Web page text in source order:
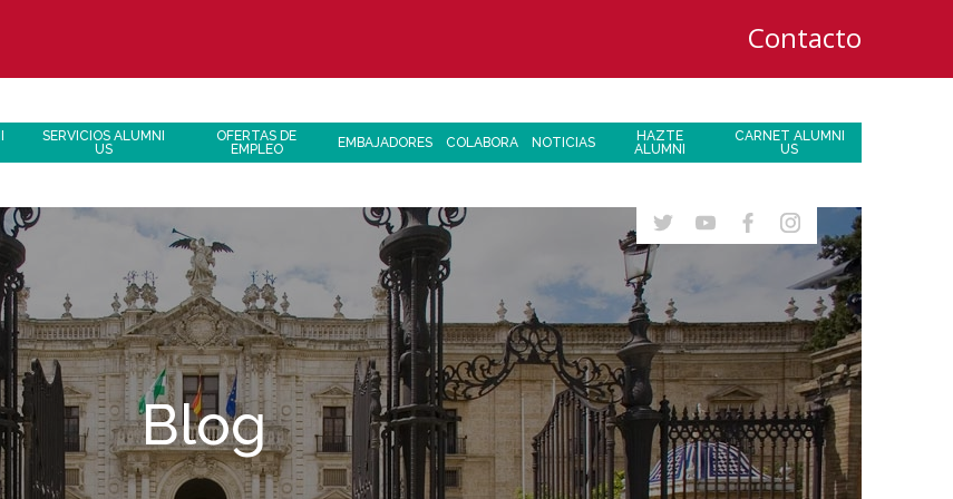
Contacto
SERVICIOS ALUMNI
US
OFERTAS DE
EMPLEO
EMBAJADORES COLABORA NOTICIAS
HAZTE
ALUMNI
CARNET ALUMNI
US
Blog